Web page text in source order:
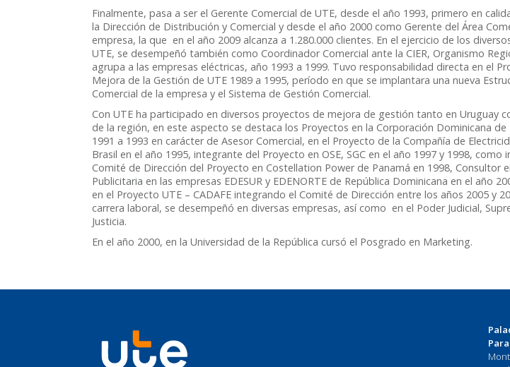
Finalmente, pasa a ser el Gerente Comercial de UTE, desde el año 1993, primero en
la Dirección de Distribución y Comercial y desde el año 2000 como Gerente del Área
empresa, la que en el año 2009 alcanza a 1.280.000 clientes. En el ejercicio de los
UTE, se desempeñó también como Coordinador Comercial ante la CIER, Organismo
agrupa a las empresas eléctricas, año 1993 a 1999. Tuvo responsabilidad directa en el
Mejora de la Gestión de UTE 1989 a 1995, período en que se implantara una nueva
Comercial de la empresa y el Sistema de Gestión Comercial.
Con UTE ha participado en diversos proyectos de mejora de gestión tanto en Uruguay
de la región, en este aspecto se destaca los Proyectos en la Corporación Dominicana de
1991 a 1993 en carácter de Asesor Comercial, en el Proyecto de la Compañía de
Brasil en el año 1995, integrante del Proyecto en OSE, SGC en el año 1997 y 1998, como
Comité de Dirección del Proyecto en Costellation Power de Panamá en 1998, Consultor
Publicitaria en las empresas EDESUR y EDENORTE de República Dominicana en el año
en el Proyecto UTE – CADAFE integrando el Comité de Dirección entre los años 2005 y
carrera laboral, se desempeñó en diversas empresas, así como en el Poder Judicial,
Justicia.
En el año 2000, en la Universidad de la República cursó el Posgrado en Marketing.